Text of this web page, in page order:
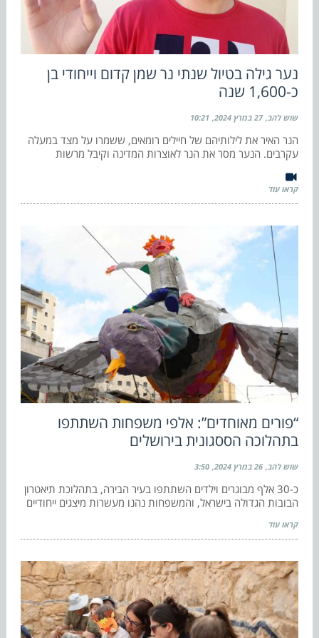
נער גילה בטיול שנתי נר שמן קדום וייחודי בן
כ-1,600 שנה
שוש להב 27 במרץ 2024 10:21
הנר האיר את לילותיהם של חיילים רומאים, ששמרו על מצד במעלה
עקרבים. הנער מסר את הנר לאוצרות המדינה וקיבל מרשות
קראו עוד
“פורים מאוחדים”: אלפי משפחות השתתפו
בתהלוכה הססגונית בירושלים
שוש להב 26 במרץ 2024 3:50
כ-30 אלף מבוגרים וילדים השתתפו בעיר הבירה, בתהלוכת תיאטרון
הבובות הגדולה בישראל, והמשפחות נהנו מעשרות מיצגים ייחודיים
קראו עוד